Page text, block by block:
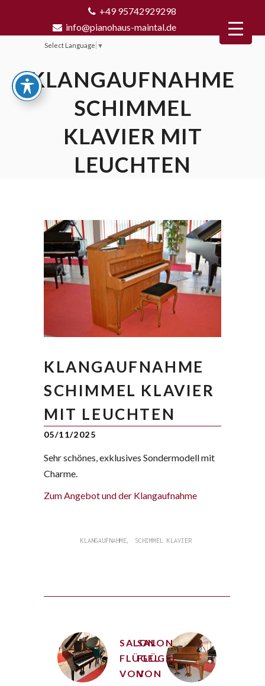
+49 95742929298
info@pianohaus-maintal.de
Select Language ▼
KLANGAUFNAHME
SCHIMMEL
KLAVIER MIT
LEUCHTEN
KLANGAUFNAHME
SCHIMMEL KLAVIER
MIT LEUCHTEN
05/11/2025
Sehr schönes, exklusives Sondermodell mit
Charme.
Zum Angebot und der Klangaufnahme
KLANGAUFNAHME, SCHIMMEL KLAVIER
SALON
FLÜGEL
VON
SALON
FLÜGEL
VON